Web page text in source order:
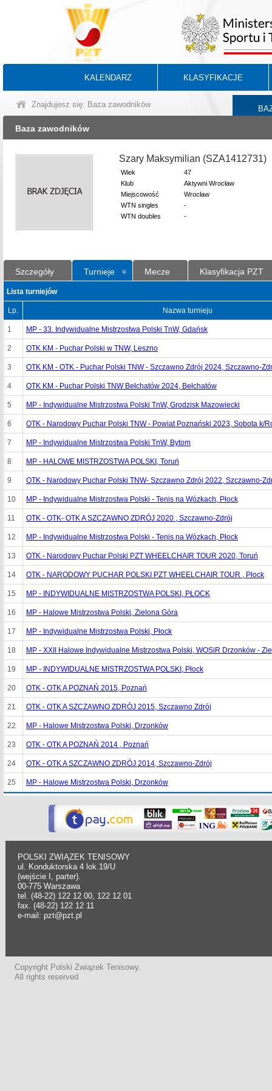
KALENDARZ KLASYFIKACJE
Znajdujesz się: Baza zawodników
Baza zawodników
Szary Maksymilian (SZA1412731)
Wiek
47
Klub
Aktywni Wrocław
Miejscowość
Wrocław
WTN singles
-
WTN doubles
-
Szczegóły Turnieje Mecze Klasyfikacja PZT
Lista turniejów
Lp. Nazwa turnieju
1 MP - 33. Indywidualne Mistrzostwa Polski TnW, Gdańsk
2 OTK KM - Puchar Polski w TNW, Leszno
3 OTK KM - OTK - Puchar Polski TNW - Szczawno Zdrój 2024, Szczawno-
4 OTK KM - Puchar Polski TNW Bełchatów 2024, Bełchatów
5 MP - Indywidualne Mistrzostwa Polski TnW, Grodzisk Mazowiecki
6 OTK - Narodowy Puchar Polski TNW - Powiat Poznański 2023, Sobota k/
7 MP - Indywidualne Mistrzostwa Polski TnW, Bytom
8 MP - HALOWE MISTRZOSTWA POLSKI, Toruń
9 OTK - Narodowy Puchar Polski TNW- Szczawno Zdrój 2022, Szczawno-
10 MP - Indywidualne Mistrzostwa Polski - Tenis na Wózkach, Płock
11 OTK - OTK- OTK A SZCZAWNO ZDRÓJ 2020 , Szczawno-Zdrój
12 MP - Indywidualne Mistrzostwa Polski - Tenis na Wózkach, Płock
13 OTK - Narodowy Puchar Polski PZT WHEELCHAIR TOUR 2020, Toruń
14 OTK - NARODOWY PUCHAR POLSKI PZT WHEELCHAIR TOUR , Płock
15 MP - INDYWIDUALNE MISTRZOSTWA POLSKI, PŁOCK
16 MP - Halowe Mistrzostwa Polski, Zielona Góra
17 MP - Indywidualne Mistrzostwa Polski, Płock
18 MP - XXII Halowe Indywidualne Mistrzostwa Polski, WOSiR Drzonków -
19 MP - INDYWIDUALNE MISTRZOSTWA POLSKI, Płock
20 OTK - OTK A POZNAŃ 2015, Poznań
21 OTK - OTK A SZCZAWNO ZDRÓJ 2015, Szczawno Zdrój
22 MP - Halowe Mistrzostwa Polski, Drzonków
23 OTK - OTK A POZNAŃ 2014 , Poznań
24 OTK - OTK A SZCZAWNO ZDRÓJ 2014, Szczawno-Zdrój
25 MP - Halowe Mistrzostwa Polski, Drzonków
POLSKI ZWIĄZEK TENISOWY
ul. Konduktorska 4 lok.19/U
(wejście I, parter).
00-775 Warszawa
tel. (48-22) 122 12 00, 122 12 01
fax. (48-22) 122 12 11
e-mail: pzt@pzt.pl
Copyright Polski Związek Tenisowy.
All rights reserved